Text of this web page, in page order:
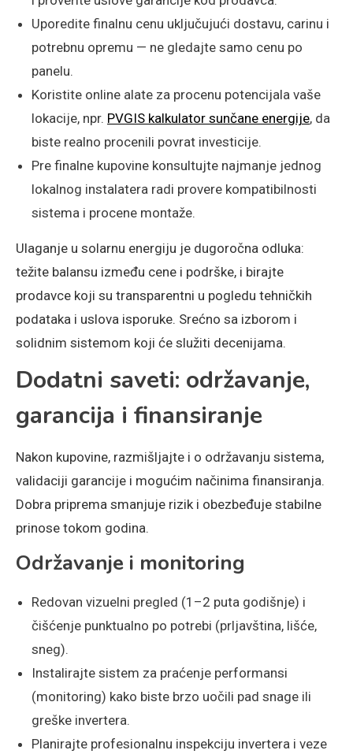
Uporedite finalnu cenu uključujući dostavu, carinu i
potrebnu opremu — ne gledajte samo cenu po
panelu.
Koristite online alate za procenu potencijala vaše
lokacije, npr. PVGIS kalkulator sunčane energije, da
biste realno procenili povrat investicije.
Pre finalne kupovine konsultujte najmanje jednog
lokalnog instalatera radi provere kompatibilnosti
sistema i procene montaže.
Ulaganje u solarnu energiju je dugoročna odluka:
težite balansu između cene i podrške, i birajte
prodavce koji su transparentni u pogledu tehničkih
podataka i uslova isporuke. Srećno sa izborom i
solidnim sistemom koji će služiti decenijama.
Dodatni saveti: održavanje,
garancija i finansiranje
Nakon kupovine, razmišljajte i o održavanju sistema,
validaciji garancije i mogućim načinima finansiranja.
Dobra priprema smanjuje rizik i obezbeđuje stabilne
prinose tokom godina.
Održavanje i monitoring
Redovan vizuelni pregled (1–2 puta godišnje) i
čišćenje punktualno po potrebi (prljavština, lišće,
sneg).
Instalirajte sistem za praćenje performansi
(monitoring) kako biste brzo uočili pad snage ili
greške invertera.
Planirajte profesionalnu inspekciju invertera i veze